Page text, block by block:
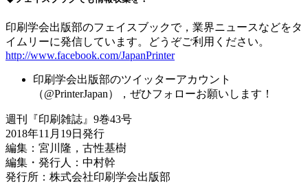
印刷学会出版部のフェイスブックで，業界ニュースなどをタ
イムリーに発信しています。どうぞご利用ください。
http://www.facebook.com/JapanPrinter
印刷学会出版部のツイッターアカウント
（@PrinterJapan），ぜひフォローお願いします！
週刊『印刷雑誌』9巻43号
2018年11月19日発行
編集：宮川隆，古性基樹
編集・発行人：中村幹
発行所：株式会社印刷学会出版部